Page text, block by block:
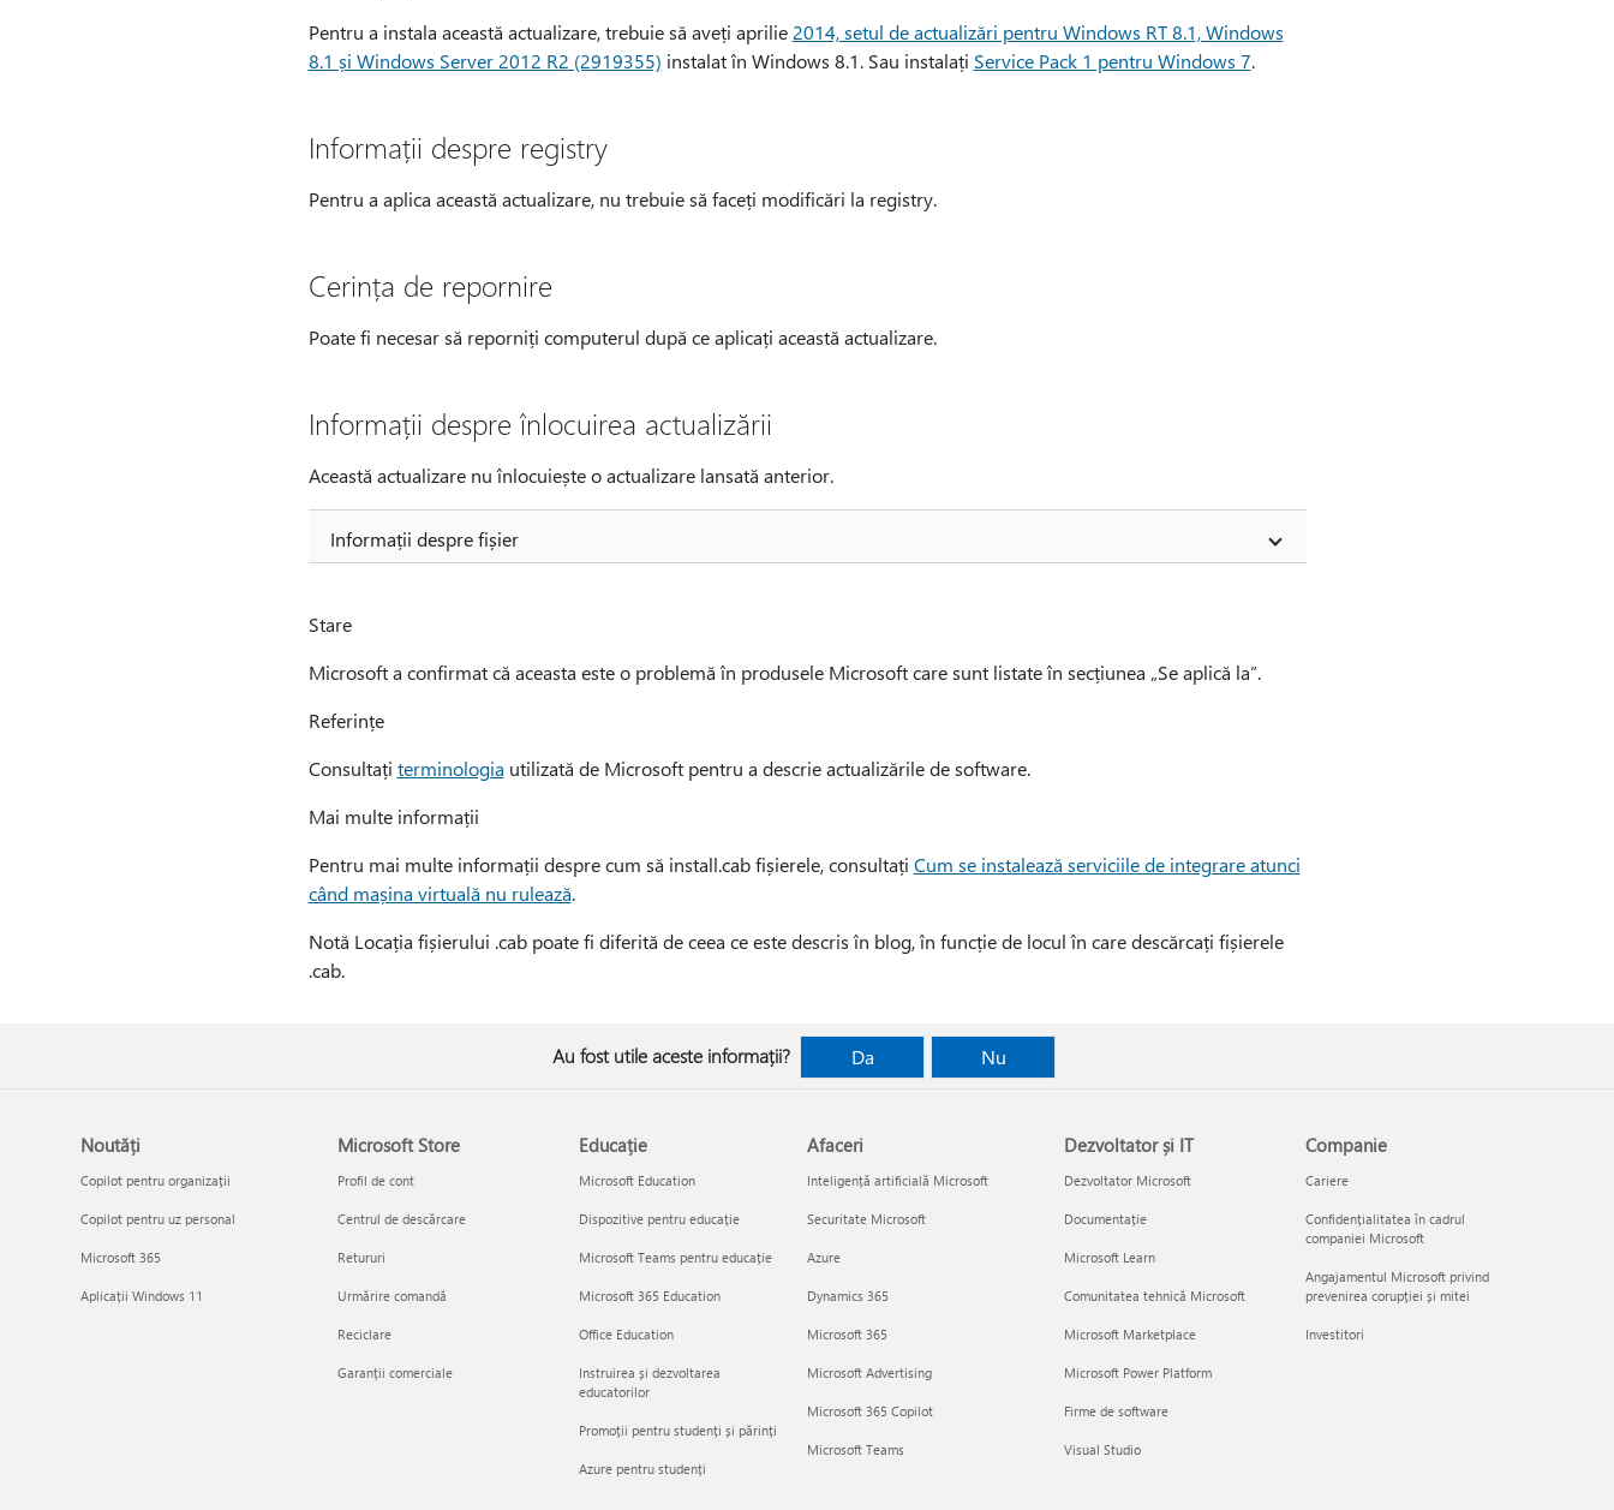
Pentru a instala această actualizare, trebuie să aveți aprilie 2014, setul de actualizări pentru Windows RT 8.1, Windows
8.1 și Windows Server 2012 R2 (2919355) instalat în Windows 8.1. Sau instalați Service Pack 1 pentru Windows 7.
Informații despre registry
Pentru a aplica această actualizare, nu trebuie să faceți modificări la registry.
Cerința de repornire
Poate fi necesar să reporniți computerul după ce aplicați această actualizare.
Informații despre înlocuirea actualizării
Această actualizare nu înlocuiește o actualizare lansată anterior.
Informații despre fișier
Stare
Microsoft a confirmat că aceasta este o problemă în produsele Microsoft care sunt listate în secțiunea „Se aplică la”.
Referințe
Consultați terminologia utilizată de Microsoft pentru a descrie actualizările de software.
Mai multe informații
Pentru mai multe informații despre cum să install.cab fișierele, consultați Cum se instalează serviciile de integrare atunci
când mașina virtuală nu rulează.
Notă Locația fișierului .cab poate fi diferită de ceea ce este descris în blog, în funcție de locul în care descărcați fișierele
.cab.
Au fost utile aceste informații? Da Nu
Noutăți
Copilot pentru organizații
Copilot pentru uz personal
Microsoft 365
Aplicații Windows 11
Microsoft Store
Profil de cont
Centrul de descărcare
Retururi
Urmărire comandă
Reciclare
Garanții comerciale
Educație
Microsoft Education
Dispozitive pentru educație
Microsoft Teams pentru educație
Microsoft 365 Education
Office Education
Instruirea și dezvoltarea
educatorilor
Promoții pentru studenți și părinți
Azure pentru studenți
Afaceri
Inteligență artificială Microsoft
Securitate Microsoft
Azure
Dynamics 365
Microsoft 365
Microsoft Advertising
Microsoft 365 Copilot
Microsoft Teams
Dezvoltator și IT
Dezvoltator Microsoft
Documentație
Microsoft Learn
Comunitatea tehnică Microsoft
Microsoft Marketplace
Microsoft Power Platform
Firme de software
Visual Studio
Companie
Cariere
Confidențialitatea în cadrul
companiei Microsoft
Angajamentul Microsoft privind
prevenirea corupției și mitei
Investitori